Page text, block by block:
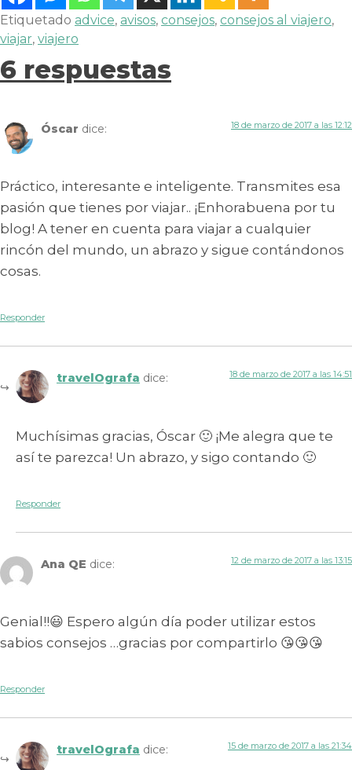
Etiquetado advice, avisos, consejos, consejos al viajero,
viajar, viajero
6 respuestas
Óscar dice: 18 de marzo de 2017 a las 12:12
Práctico, interesante e inteligente. Transmites esa
pasión que tienes por viajar.. ¡Enhorabuena por tu
blog! A tener en cuenta para viajar a cualquier
rincón del mundo, un abrazo y sigue contándonos
cosas.
Responder
travelOgrafa dice: 18 de marzo de 2017 a las 14:51
Muchísimas gracias, Óscar 🙂 ¡Me alegra que te
así te parezca! Un abrazo, y sigo contando 🙂
Responder
Ana QE dice: 12 de marzo de 2017 a las 13:15
Genial!!😃 Espero algún día poder utilizar estos
sabios consejos …gracias por compartirlo 😘😘😘
Responder
travelOgrafa dice: 15 de marzo de 2017 a las 21:34